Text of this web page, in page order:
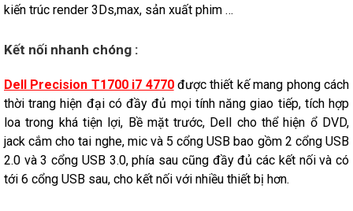
kiến trúc render 3Ds,max, sản xuất phim …
Kết nối nhanh chóng :
Dell Precision T1700 i7 4770được thiết kế mang phong cách
thời trang hiện đại có đầy đủ mọi tính năng giao tiếp, tích hợp
loa trong khá tiện lợi, Bề mặt trước, Dell cho thể hiện ổ DVD,
jack cắm cho tai nghe, mic và 5 cổng USB bao gồm 2 cổng USB
2.0 và 3 cổng USB 3.0, phía sau cũng đầy đủ các kết nối và có
tới 6 cổng USB sau, cho kết nối với nhiều thiết bị hơn.